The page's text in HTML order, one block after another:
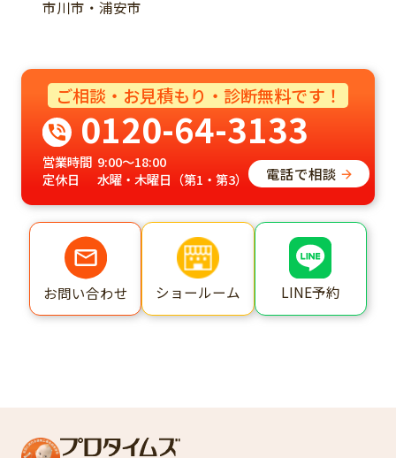
市川市・浦安市
ご相談・お見積もり・診断無料です！
0120-64-3133
営業時間 9:00～18:00
定休日
水曜・木曜日（第1・第3） 電話で相談
お問い合わせ ショールーム LINE予約